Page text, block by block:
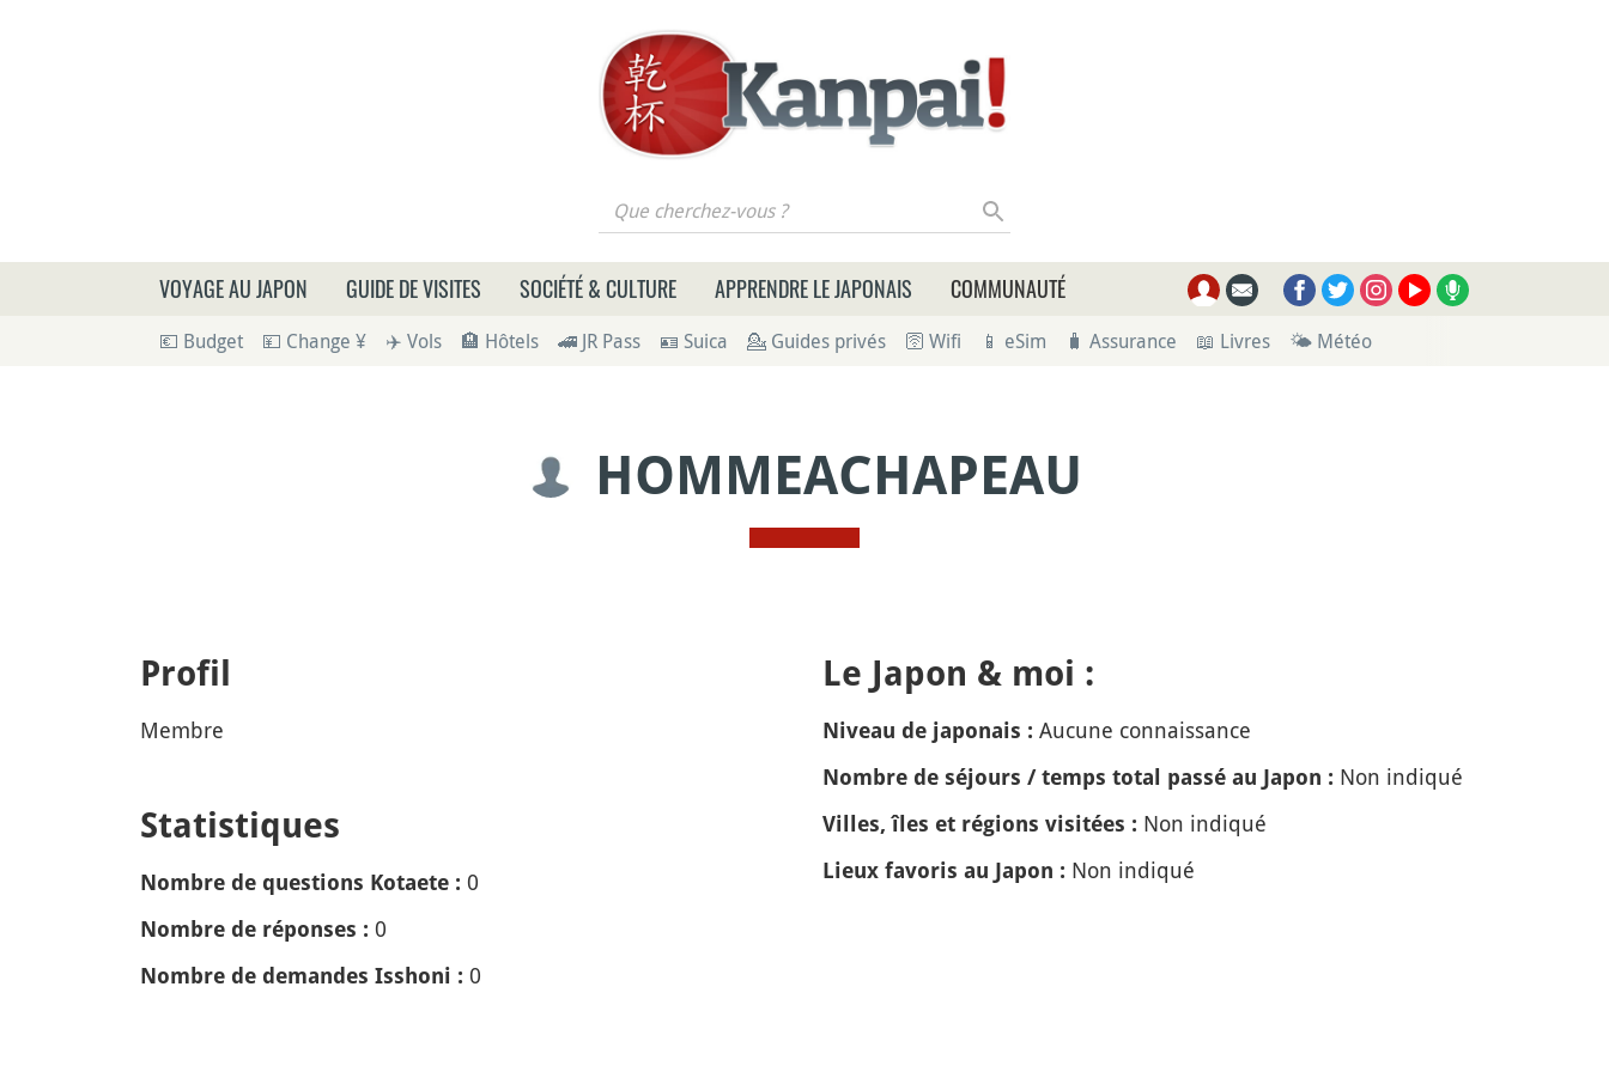
Que cherchez-vous ?
VOYAGE AU JAPON GUIDE DE VISITES SOCIÉTÉ & CULTURE APPRENDRE LE JAPONAIS COMMUNAUTÉ
💶 Budget 💴 Change ¥ ✈️ Vols 🏨 Hôtels 🚄 JR Pass 🪪 Suica 💁 Guides privés 🛜 Wifi 📱 eSim 🧳 Assurance 📖 Livres 🌤 Météo
HOMMEACHAPEAU
Profil
Membre
Statistiques
Nombre de questions Kotaete : 0
Nombre de réponses : 0
Nombre de demandes Isshoni : 0
Le Japon & moi :
Niveau de japonais : Aucune connaissance
Nombre de séjours / temps total passé au Japon : Non indiqué
Villes, îles et régions visitées : Non indiqué
Lieux favoris au Japon : Non indiqué